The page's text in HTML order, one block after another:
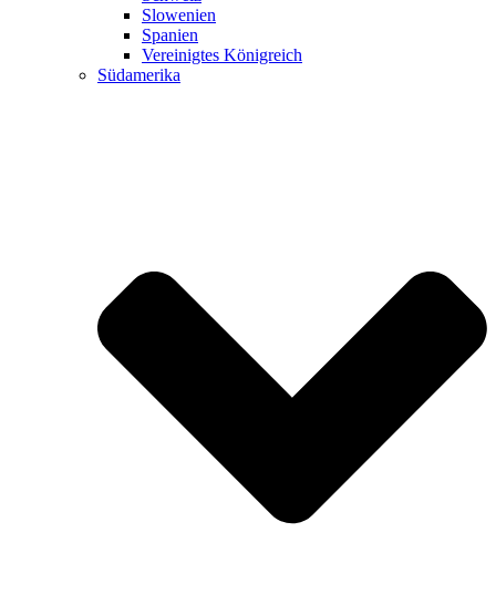
Slowenien
Spanien
Vereinigtes Königreich
Südamerika